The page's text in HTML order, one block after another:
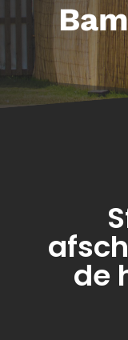
de